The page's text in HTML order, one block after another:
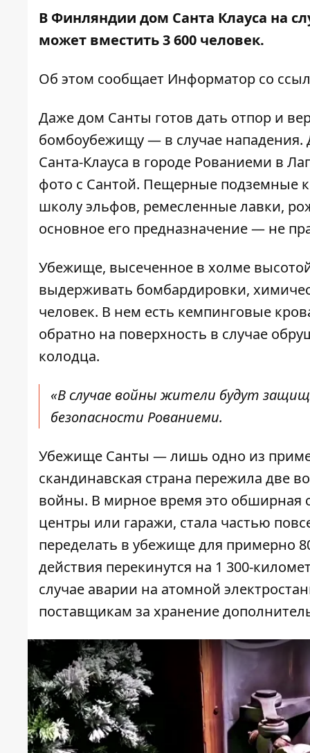
В Финляндии дом Санта Клауса на
может вместить 3 600 человек.
Об этом сообщает Информатор со
Даже дом Санты готов дать отпор и
бомбоубежищу — в случае
Санта-Клауса в городе Рованиеми в
фото с Сантой. Пещерные подземные
школу эльфов, ремесленные лавки,
основное его предназначение — не
Убежище, высеченное в холме
выдерживать бомбардировки,
человек. В нем есть кемпинговые
обратно на поверхность в случае
колодца.
«В случае войны жители будут
безопасности Рованиеми.
Убежище Санты — лишь одно из
скандинавская страна пережила две
войны. В мирное время это
центры или гаражи, стала частью
переделать в убежище для примерно
действия перекинутся на 1 300-
случае аварии на атомной
поставщикам за хранение